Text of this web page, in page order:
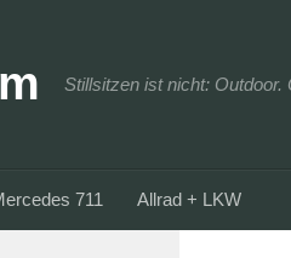
Stillsitzen ist nicht: Outdoor.
711 Allrad + LKW